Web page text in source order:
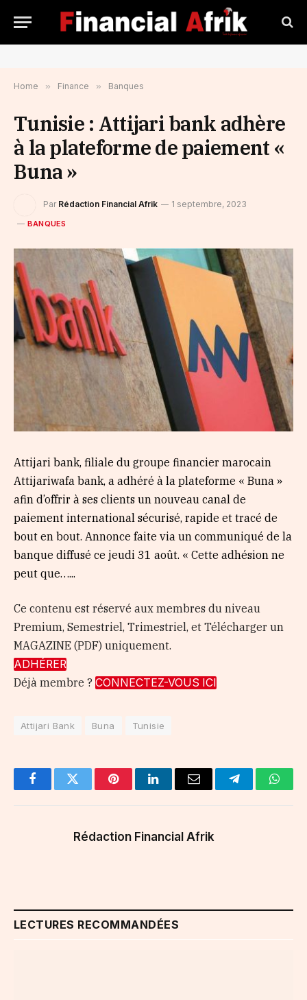
Home » Finance » Banques
Tunisie : Attijari bank adhère
à la plateforme de paiement «
Buna »
Par Rédaction Financial Afrik 1 septembre, 2023
BANQUES
Attijari bank, filiale du groupe financier marocain
Attijariwafa bank, a adhéré à la plateforme « Buna »
afin d’offrir à ses clients un nouveau canal de
paiement international sécurisé, rapide et tracé de
bout en bout. Annonce faite via un communiqué de la
banque diffusé ce jeudi 31 août. « Cette adhésion ne
peut que…...
Ce contenu est réservé aux membres du niveau
Premium, Semestriel, Trimestriel, et Télécharger un
MAGAZINE (PDF) uniquement.
ADHÉRER
Déjà membre ? CONNECTEZ-VOUS ICI
Attijari Bank Buna Tunisie
FacebookTwitter PinterestLinkedInEmail Telegram
Rédaction Financial Afrik
LECTURES RECOMMANDÉES